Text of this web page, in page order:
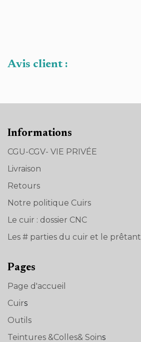
Avis client :
Informations
CGU-CGV- VIE PRIVÉE
Livraison
Retours
Notre politique Cuirs
Le cuir : dossier CNC
Les # parties du cuir et le prêtant
Pages
Page d'accueil
Cuirs
Outils
Teintures &Colles& Soins